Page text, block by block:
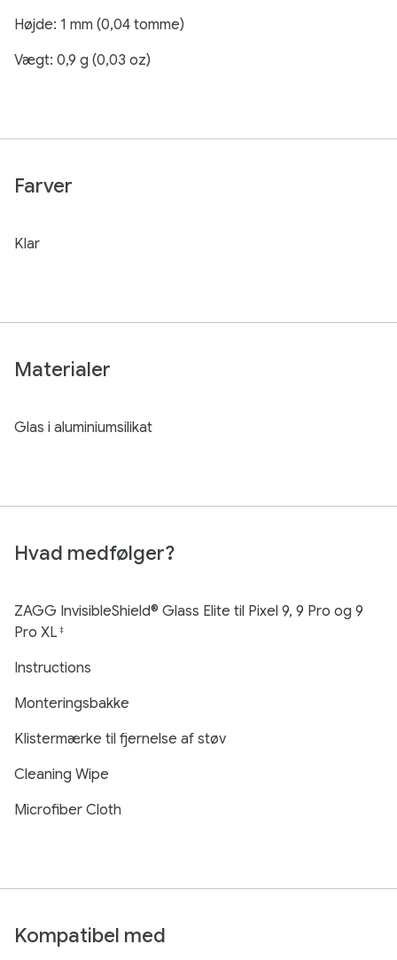
Højde: 1 mm (0,04 tomme)
Vægt: 0,9 g (0,03 oz)
Farver
Klar
Materialer
Glas i aluminiumsilikat
Hvad medfølger?
ZAGG InvisibleShield® Glass Elite til Pixel 9, 9 Pro og 9
Pro XL‡
Instructions
Monteringsbakke
Klistermærke til fjernelse af støv
Cleaning Wipe
Microfiber Cloth
Kompatibel med